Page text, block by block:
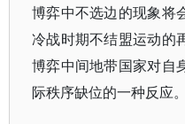
博弈中不选边的现象将
冷战时期不结盟运动的
博弈中间地带国家对自
际秩序缺位的一种反应。